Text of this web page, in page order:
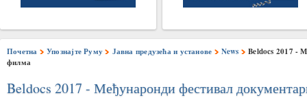
Почетна Упознајте Руму Јавна предузећа и установе News
Beldocs 2017 -
филма
Beldocs 2017 - Међунаронди фестивал